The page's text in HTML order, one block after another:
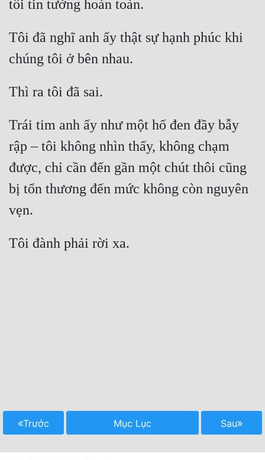
Tôi đã nghĩ anh ấy thật sự hạnh phúc khi
Trái tim anh ấy như một hố đen đầy bẫy
rập – tôi không nhìn thấy, không chạm
được, chỉ cần đến gần một chút thôi cũng
bị tổn thương đến mức không còn nguyên
Trước Mục Lục Sau